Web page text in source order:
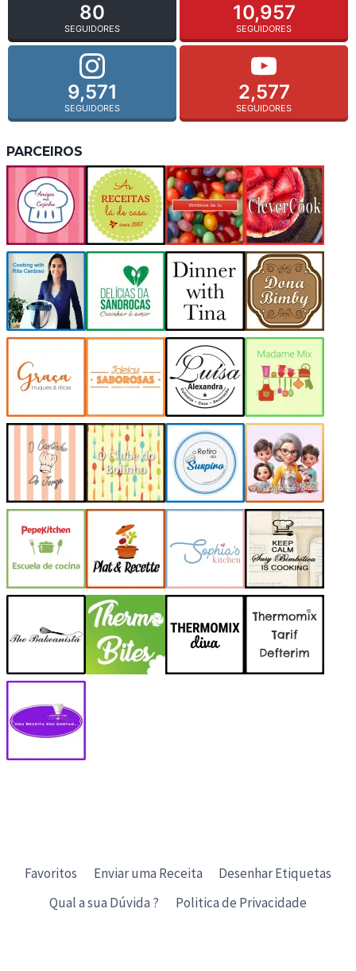
80
SEGUIDORES
10,957
SEGUIDORES
9,571
SEGUIDORES
2,577
SEGUIDORES
PARCEIROS
Favoritos Enviar uma Receita
Desenhar Etiquetas
Qual a sua Dúvida ?
Politica de Privacidade